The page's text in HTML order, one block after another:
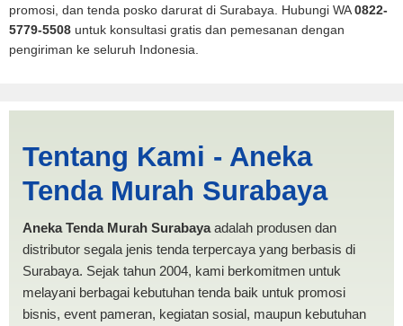
promosi, dan tenda posko darurat di Surabaya. Hubungi WA0822-
5779-5508 untuk konsultasi gratis dan pemesanan dengan
pengiriman ke seluruh Indonesia.
Mojokerto | PRODUKSI
ANEKA TENDA MURAH
Tentang Kami - Aneka
Tenda Murah Surabaya
Aneka Tenda Murah Surabayaadalah produsen dan
distributor segala jenis tenda terpercaya yang berbasis di
Surabaya. Sejak tahun 2004, kami berkomitmen untuk
melayani berbagai kebutuhan tenda baik untuk promosi
bisnis, event pameran, kegiatan sosial, maupun kebutuhan